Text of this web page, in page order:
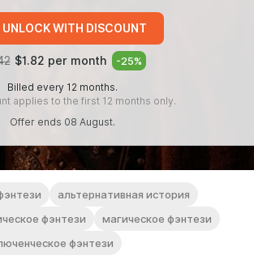
UNLOCK WITH DISCOUNT
$1.82 per month -25%
Billed every 12 months.
applies to the first 12 months only.
Offer ends 08 August.
альтернативная история
фэнтези
магическое фэнтези
фэнтези